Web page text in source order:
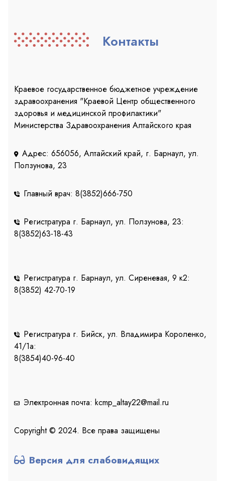
Контакты
Краевое государственное бюджетное учреждение
здравоохранения "Краевой Центр общественного
здоровья и медицинской профилактики"
Министерства Здравоохранения Алтайского края
Адрес: 656056, Алтайский край, г. Барнаул, ул.
Ползунова, 23
Главный врач: 8(3852)666-750
Регистратура г. Барнаул, ул. Ползунова, 23:
8(3852)63-18-43
Регистратура г. Барнаул, ул. Сиреневая, 9 к2:
8(3852) 42-70-19
Регистратура г. Бийск, ул. Владимира Короленко,
41/1a:
8(3854)40-96-40
Электронная почта: kcmp_altay22@mail.ru
Copyright © 2024. Все права защищены
Версия для слабовидящих